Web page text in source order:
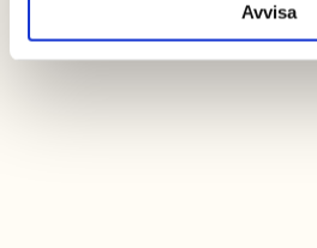
Avvisa
kontakta oss